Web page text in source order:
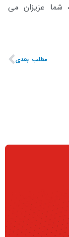
به شما عزیزان می
مطلب بعدی